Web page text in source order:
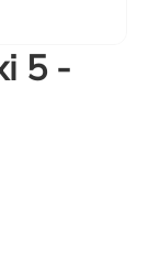
5 -